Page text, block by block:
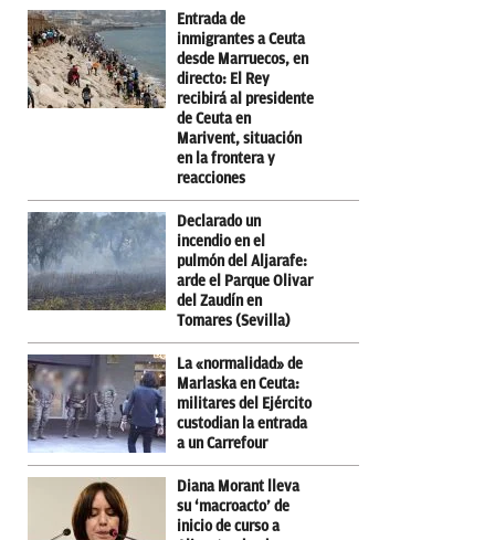
Entrada de
inmigrantes a Ceuta
desde Marruecos, en
directo: El Rey
recibirá al presidente
de Ceuta en
Marivent, situación
en la frontera y
reacciones
Declarado un
incendio en el
pulmón del Aljarafe:
arde el Parque Olivar
del Zaudín en
Tomares (Sevilla)
La «normalidad» de
Marlaska en Ceuta:
militares del Ejército
custodian la entrada
a un Carrefour
Diana Morant lleva
su ‘macroacto’ de
inicio de curso a